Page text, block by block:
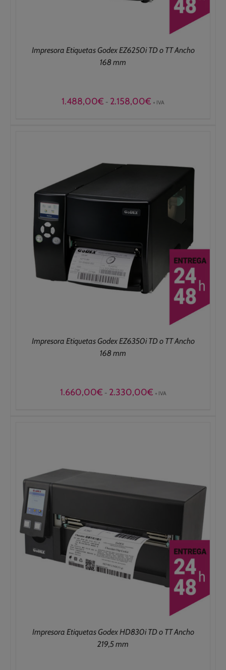
Impresora Etiquetas Godex EZ6250i TD o TT Ancho
168 mm
1.488,00€ - 2.158,00€ Rango
+ IVA
Impresora Etiquetas Godex EZ6350i TD o TT Ancho
168 mm
1.660,00€ - 2.330,00€Rango
+ IVA
Impresora Etiquetas Godex HD830i TD o TT Ancho
219,5 mm